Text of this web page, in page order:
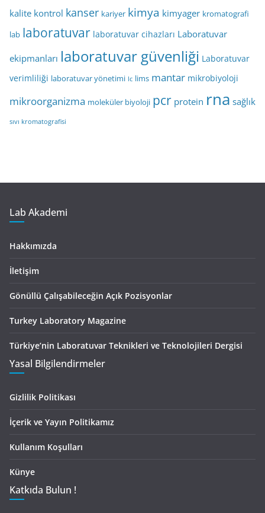
kalite kontrol kanser kariyer kimya kimyager kromatografi
lab laboratuvar laboratuvar cihazları Laboratuvar
ekipmanları laboratuvar güvenliği Laboratuvar
verimliliği laboratuvar yönetimi lc lims mantar mikrobiyoloji
mikroorganizma moleküler biyoloji pcr protein rna sağlık
sıvı kromatografisi
Lab Akademi
Hakkımızda
İletişim
Gönüllü Çalışabileceğin Açık Pozisyonlar
Turkey Laboratory Magazine
Türkiye’nin Laboratuvar Teknikleri ve Teknolojileri Dergisi
Yasal Bilgilendirmeler
Gizlilik Politikası
İçerik ve Yayın Politikamız
Kullanım Koşulları
Künye
Katkıda Bulun !